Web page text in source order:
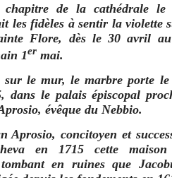
chapitre de la cathédrale le
les fidèles à sentir la violette
Flore, dès le 30 avril au
1er mai.
le mur, le marbre porte le
dans le palais épiscopal
évêque du Nebbio.
Aprosio, concitoyen et
en 1715 cette maison
en ruines que